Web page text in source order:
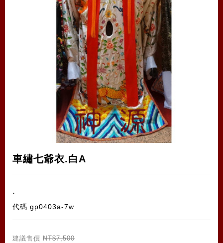
車繡七爺衣.白A
.
代碼 gp0403a-7w
建議售價 NT$7,500